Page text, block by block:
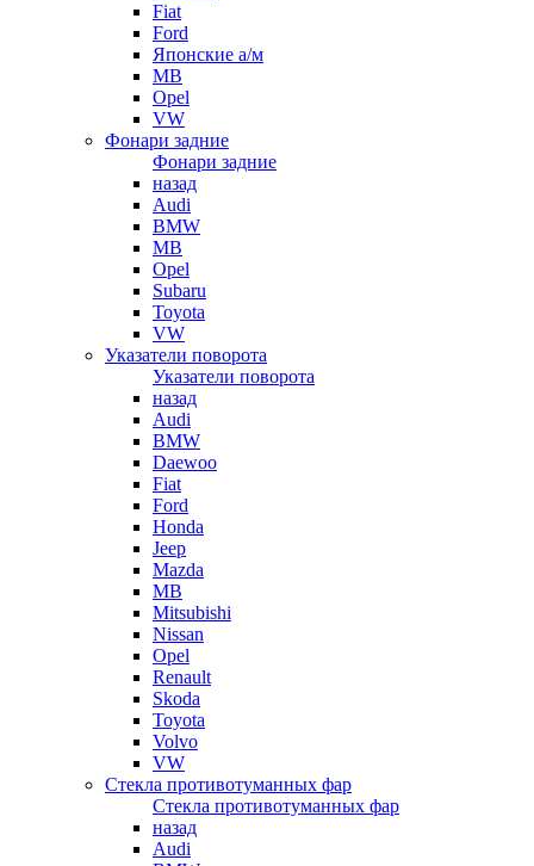
Fiat
Ford
Японские а/м
MB
Opel
VW
Фонари задние
Фонари задние
назад
Audi
BMW
MB
Opel
Subaru
Toyota
VW
Указатели поворота
Указатели поворота
назад
Audi
BMW
Daewoo
Fiat
Ford
Honda
Jeep
Mazda
MB
Mitsubishi
Nissan
Opel
Renault
Skoda
Toyota
Volvo
VW
Стекла противотуманных фар
Стекла противотуманных фар
назад
Audi